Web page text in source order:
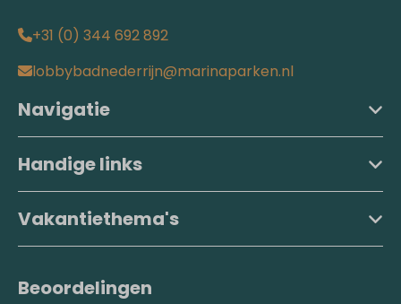
+31 (0) 344 692 892
lobbybadnederrijn@marinaparken.nl
Navigatie
Handige links
Vakantiethema's
Beoordelingen